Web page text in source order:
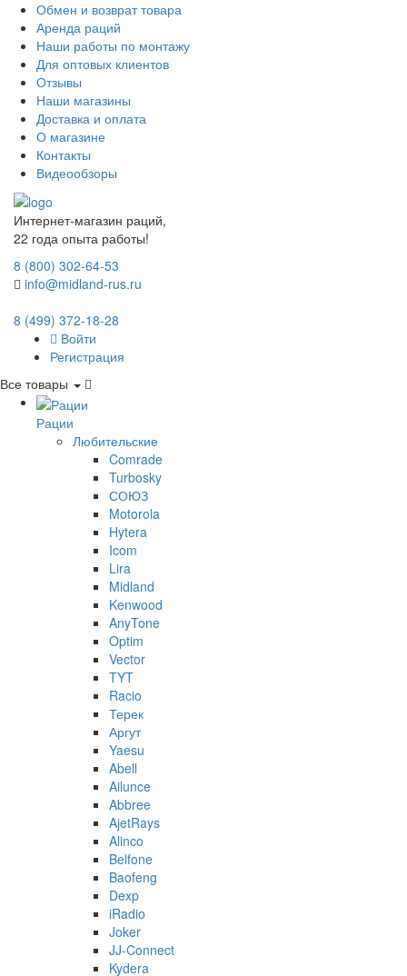
Обмен и возврат товара
Аренда раций
Наши работы по монтажу
Для оптовых клиентов
Отзывы
Наши магазины
Доставка и оплата
О магазине
Контакты
Видеообзоры
Интернет-магазин раций,
22 года опыта работы!
8 (800) 302-64-53
info@midland-rus.ru
8 (499) 372-18-28
Войти
Регистрация
Все товары
Рации
Любительские
Comrade
Turbosky
СОЮЗ
Motorola
Hytera
Icom
Lira
Midland
Kenwood
AnyTone
Optim
Vector
TYT
Racio
Терек
Аргут
Yaesu
Abell
Ailunce
Abbree
AjetRays
Alinco
Belfone
Baofeng
Dexp
iRadio
Joker
JJ-Connect
Kydera